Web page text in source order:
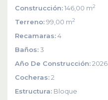
Construcción:146,00 m2
Terreno:99,00 m2
Recamaras:4
Baños:3
Año De Construcción:2026
Cocheras:2
Estructura: Bloque